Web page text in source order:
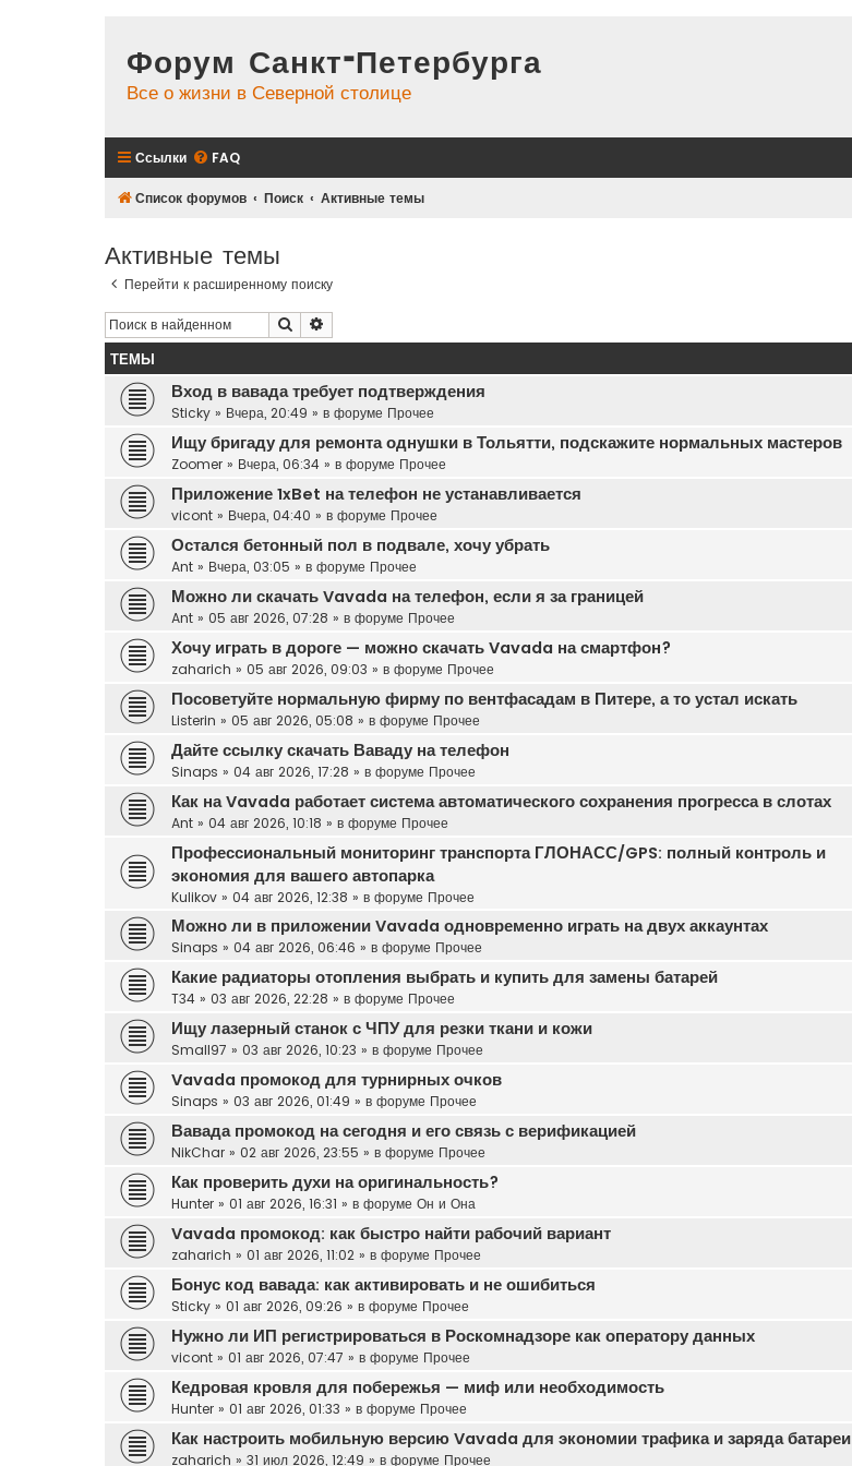
Форум Санкт-Петербурга
Все о жизни в Северной столице
Ссылки FAQ
Список форумов Поиск Активные темы
Активные темы
Перейти к расширенному поиску
Поиск
ТЕМЫ
Вход в вавада требует подтверждения
Sticky » Вчера, 20:49 » в форуме Прочее
Ищу бригаду для ремонта однушки в Тольятти, подскажите нормальных мастеров
Zoomer » Вчера, 06:34 » в форуме Прочее
Приложение 1xBet на телефон не устанавливается
vicont » Вчера, 04:40 » в форуме Прочее
Остался бетонный пол в подвале, хочу убрать
Ant » Вчера, 03:05 » в форуме Прочее
Можно ли скачать Vavada на телефон, если я за границей
Ant » 05 авг 2026, 07:28 » в форуме Прочее
Хочу играть в дороге — можно скачать Vavada на смартфон?
zaharich » 05 авг 2026, 09:03 » в форуме Прочее
Посоветуйте нормальную фирму по вентфасадам в Питере, а то устал искать
Listerin » 05 авг 2026, 05:08 » в форуме Прочее
Дайте ссылку скачать Ваваду на телефон
Sinaps » 04 авг 2026, 17:28 » в форуме Прочее
Как на Vavada работает система автоматического сохранения прогресса в слотах
Ant » 04 авг 2026, 10:18 » в форуме Прочее
Профессиональный мониторинг транспорта ГЛОНАСС/GPS: полный контроль и
экономия для вашего автопарка
Kulikov » 04 авг 2026, 12:38 » в форуме Прочее
Можно ли в приложении Vavada одновременно играть на двух аккаунтах
Sinaps » 04 авг 2026, 06:46 » в форуме Прочее
Какие радиаторы отопления выбрать и купить для замены батарей
T34 » 03 авг 2026, 22:28 » в форуме Прочее
Ищу лазерный станок с ЧПУ для резки ткани и кожи
Small97 » 03 авг 2026, 10:23 » в форуме Прочее
Vavada промокод для турнирных очков
Sinaps » 03 авг 2026, 01:49 » в форуме Прочее
Вавада промокод на сегодня и его связь с верификацией
NikChar » 02 авг 2026, 23:55 » в форуме Прочее
Как проверить духи на оригинальность?
Hunter » 01 авг 2026, 16:31 » в форуме Он и Она
Vavada промокод: как быстро найти рабочий вариант
zaharich » 01 авг 2026, 11:02 » в форуме Прочее
Бонус код вавада: как активировать и не ошибиться
Sticky » 01 авг 2026, 09:26 » в форуме Прочее
Нужно ли ИП регистрироваться в Роскомнадзоре как оператору данных
vicont » 01 авг 2026, 07:47 » в форуме Прочее
Кедровая кровля для побережья — миф или необходимость
Hunter » 01 авг 2026, 01:33 » в форуме Прочее
Как настроить мобильную версию Vavada для экономии трафика и заряда батареи
zaharich » 31 июл 2026, 12:49 » в форуме Прочее